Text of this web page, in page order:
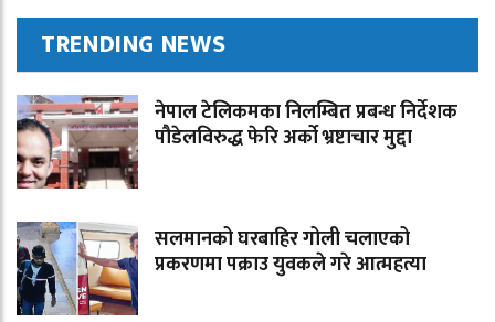
TRENDING NEWS
नेपाल टेलिकमका निलम्बित प्रबन्ध निर्देशक
पौडेलविरुद्ध फेरि अर्को भ्रष्टाचार मुद्दा
सलमानको घरबाहिर गोली चलाएको
प्रकरणमा पक्राउ युवकले गरे आत्महत्या